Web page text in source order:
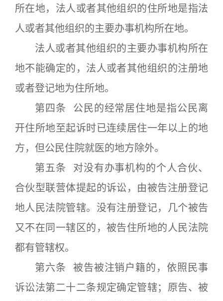
所在地，法人或者其他组织的住所地是指法
人或者其他组织的主要办事机构所在地。
法人或者其他组织的主要办事机构所在
地不能确定的，法人或者其他组织的注册地
或者登记地为住所地。
第四条 公民的经常居住地是指公民离
开住所地至起诉时已连续居住一年以上的地
方，但公民住院就医的地方除外。
第五条 对没有办事机构的个人合伙、
合伙型联营体提起的诉讼，由被告注册登记
地人民法院管辖。没有注册登记，几个被告
又不在同一辖区的，被告住所地的人民法院
都有管辖权。
第六条 被告被注销户籍的，依照民事
诉讼法第二十二条规定确定管辖；原告、被